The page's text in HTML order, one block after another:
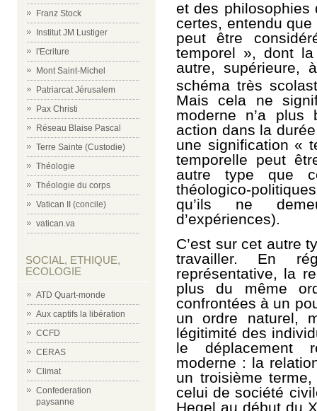
Franz Stock
Institut JM Lustiger
l'Ecriture
Mont Saint-Michel
Patriarcat Jérusalem
Pax Christi
Réseau Blaise Pascal
Terre Sainte (Custodie)
Théologie
Théologie du corps
Vatican II (concile)
vatican.va
SOCIAL, ETHIQUE,
ECOLOGIE
ATD Quart-monde
Aux captifs la libération
CCFD
CERAS
Climat
Confederation
paysanne
et des philosophies
certes, entendu que
peut être
temporel », dont
autre, supérieure,
schéma très
Mais cela ne
moderne n’a plus
action dans la
une signification «
temporelle peut
autre type que
théologico-
qu’ils ne
d’expériences).
C’est sur cet autre
travailler. En
représentative, la
plus du même
confrontées à un
un ordre naturel,
légitimité des
le déplacement
moderne : la
un troisième
celui de société
Hegel au début du